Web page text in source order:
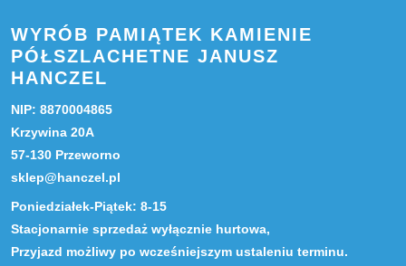
WYRÓB PAMIĄTEK KAMIENIE
PÓŁSZLACHETNE JANUSZ
HANCZEL
NIP: 8870004865
Krzywina 20A
57-130 Przeworno
sklep@hanczel.pl
Poniedziałek-Piątek: 8-15
Stacjonarnie sprzedaż wyłącznie hurtowa,
Przyjazd możliwy po wcześniejszym ustaleniu terminu.